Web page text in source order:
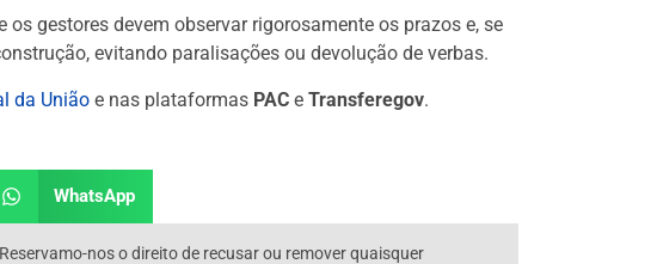
os gestores devem observar rigorosamente os prazos e, se
evitando paralisações ou devolução de verbas.
da União e nas plataformas PAC e Transferegov.
WhatsApp
nos o direito de recusar ou remover quaisquer